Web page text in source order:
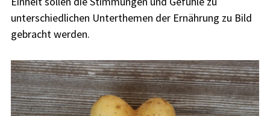
unterschiedlichen Unterthemen der Ernährung zu Bild
gebracht werden.